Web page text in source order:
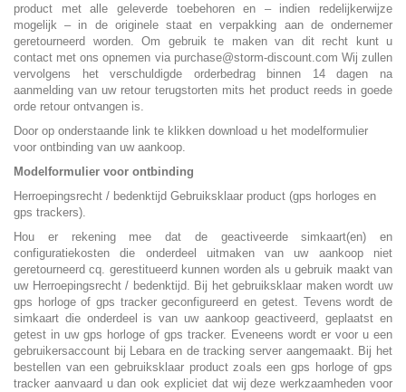
product met alle geleverde toebehoren en – indien redelijkerwijze
mogelijk – in de originele staat en verpakking aan de ondernemer
geretourneerd worden. Om gebruik te maken van dit recht kunt u
contact met ons opnemen via purchase@storm-discount.com Wij zullen
vervolgens het verschuldigde orderbedrag binnen 14 dagen na
aanmelding van uw retour terugstorten mits het product reeds in goede
orde retour ontvangen is.
Door op onderstaande link te klikken download u het modelformulier
voor ontbinding van uw aankoop.
Modelformulier voor ontbinding
Herroepingsrecht / bedenktijd Gebruiksklaar product (gps horloges en
gps trackers).
Hou er rekening mee dat de geactiveerde simkaart(en) en
configuratiekosten die onderdeel uitmaken van uw aankoop niet
geretourneerd cq. gerestitueerd kunnen worden als u gebruik maakt van
uw Herroepingsrecht / bedenktijd. Bij het gebruiksklaar maken wordt uw
gps horloge of gps tracker geconfigureerd en getest. Tevens wordt de
simkaart die onderdeel is van uw aankoop geactiveerd, geplaatst en
getest in uw gps horloge of gps tracker. Eveneens wordt er voor u een
gebruikersaccount bij Lebara en de tracking server aangemaakt. Bij het
bestellen van een gebruiksklaar product zoals een gps horloge of gps
tracker aanvaard u dan ook expliciet dat wij deze werkzaamheden voor